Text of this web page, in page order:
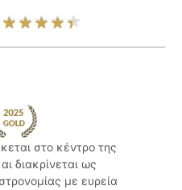
στο κέντρο της
διακρίνεται ως
με ευρεία